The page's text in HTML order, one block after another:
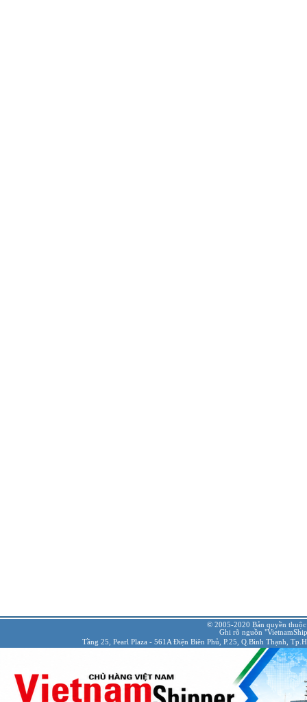
© 2005-2020 Bản quyền
Ghi rõ nguồn
Tầng 25, Pearl Plaza - 561A Điện Biên Phủ, P.25, Q.Bình Thạnh,